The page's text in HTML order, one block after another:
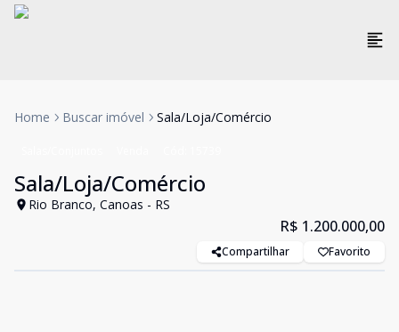
Home Buscar imóvel Sala/Loja/Comércio
Sala/Loja/Comércio
Rio Branco, Canoas - RS
R$ 1.200.000,00
Compartilhar Favorito